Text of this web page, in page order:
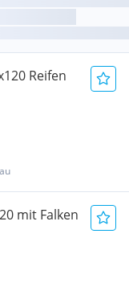
Reifen
mit Falken